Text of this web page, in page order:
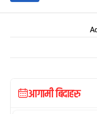
आगामी बिदाहरु